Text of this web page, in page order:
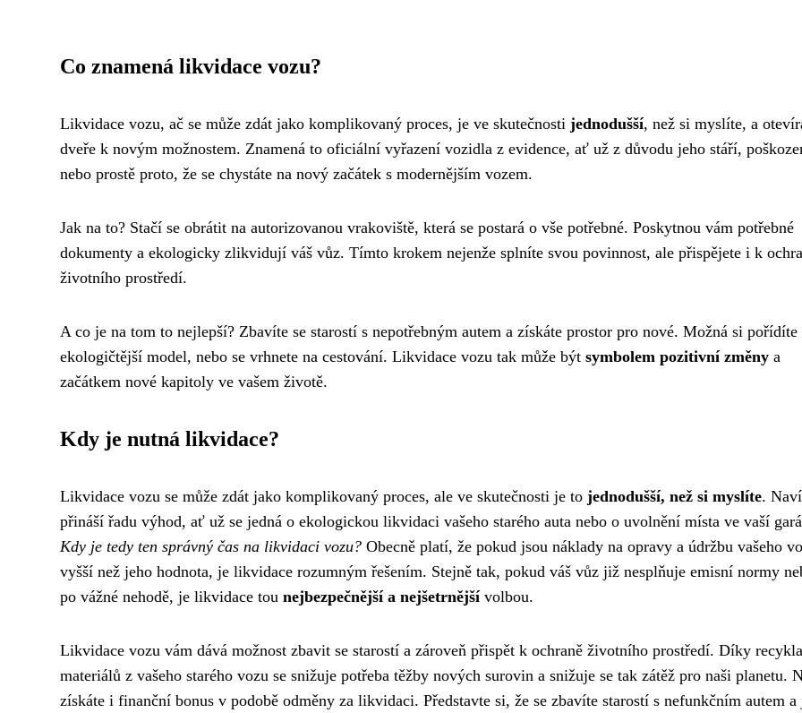
Co znamená likvidace vozu?
Likvidace vozu, ač se může zdát jako komplikovaný proces, je ve skutečnosti jednodušší, než si myslíte, a
dveře k novým možnostem. Znamená to oficiální vyřazení vozidla z evidence, ať už z důvodu jeho stáří,
nebo prostě proto, že se chystáte na nový začátek s modernějším vozem.
Jak na to? Stačí se obrátit na autorizovanou vrakoviště, která se postará o vše potřebné. Poskytnou vám potřebné
dokumenty a ekologicky zlikvidují váš vůz. Tímto krokem nejenže splníte svou povinnost, ale přispějete i k
životního prostředí.
A co je na tom to nejlepší? Zbavíte se starostí s nepotřebným autem a získáte prostor pro nové. Možná si
ekologičtější model, nebo se vrhnete na cestování. Likvidace vozu tak může být symbolem pozitivní změny a
začátkem nové kapitoly ve vašem životě.
Kdy je nutná likvidace?
Likvidace vozu se může zdát jako komplikovaný proces, ale ve skutečnosti je to jednodušší, než si myslíte.
přináší řadu výhod, ať už se jedná o ekologickou likvidaci vašeho starého auta nebo o uvolnění místa ve vaší
Kdy je tedy ten správný čas na likvidaci vozu? Obecně platí, že pokud jsou náklady na opravy a údržbu vašeho
vyšší než jeho hodnota, je likvidace rozumným řešením. Stejně tak, pokud váš vůz již nesplňuje emisní normy
po vážné nehodě, je likvidace tou nejbezpečnější a nejšetrnějšívolbou.
Likvidace vozu vám dává možnost zbavit se starostí a zároveň přispět k ochraně životního prostředí. Díky
materiálů z vašeho starého vozu se snižuje potřeba těžby nových surovin a snižuje se tak zátěž pro naši planetu.
získáte i finanční bonus v podobě odměny za likvidaci. Představte si, že se zbavíte starostí s nefunkčním autem a